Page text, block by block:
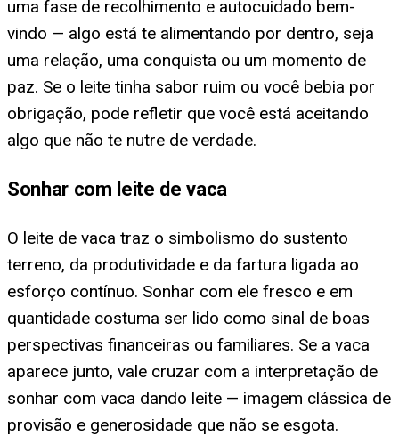
uma fase de recolhimento e autocuidado bem-
vindo — algo está te alimentando por dentro, seja
uma relação, uma conquista ou um momento de
paz. Se o leite tinha sabor ruim ou você bebia por
obrigação, pode refletir que você está aceitando
algo que não te nutre de verdade.
Sonhar com leite de vaca
O leite de vaca traz o simbolismo do sustento
terreno, da produtividade e da fartura ligada ao
esforço contínuo. Sonhar com ele fresco e em
quantidade costuma ser lido como sinal de boas
perspectivas financeiras ou familiares. Se a vaca
aparece junto, vale cruzar com a interpretação de
sonhar com vaca dando leite — imagem clássica de
provisão e generosidade que não se esgota.